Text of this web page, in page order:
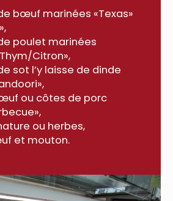
bœuf marinées «Texas»
poulet marinées
Citron»,
sot l’y laisse de dinde
ou côtes de porc
ou herbes,
et mouton.